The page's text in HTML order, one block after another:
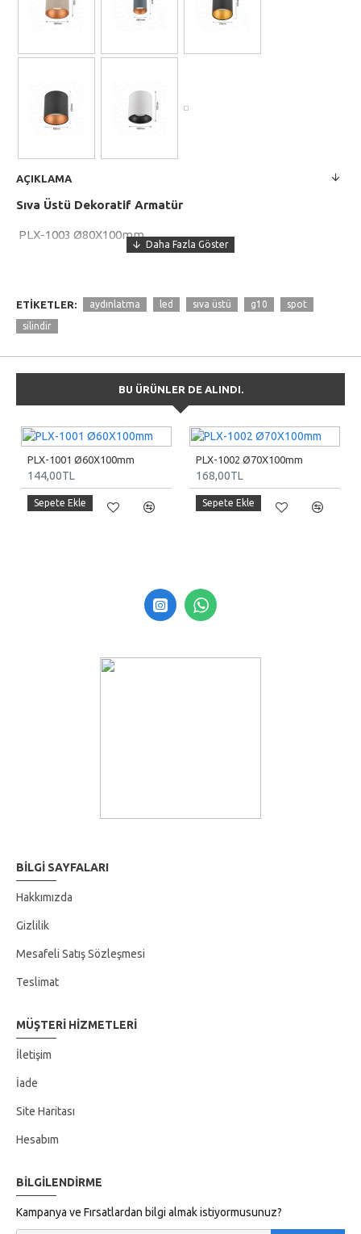
AÇIKLAMA
Sıva Üstü Dekoratif Armatür
PLX-1003 Ø80X100mm
IP20
Aluminyum Gövde
Elektro Statik Toz boya
ETIKETLER: aydınlatma led sıva üstü g10 spot
silindir
BU ÜRÜNLER DE ALINDI.
PLX-1001 Ø60X100mm
144,00TL
Sepete Ekle
PLX-1002 Ø70X100mm
168,00TL
Sepete Ekle
BILGI SAYFALARI
Hakkımızda
Gizlilik
Mesafeli Satış Sözleşmesi
Teslimat
MÜŞTERI HIZMETLERI
İletişim
İade
Site Haritası
Hesabım
BILGILENDIRME
Kampanya ve Fırsatlardan bilgi almak istiyormusunuz?